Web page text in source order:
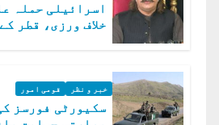
اسرائیلی حملہ
خلاف ورزی، قطر
خبر و نظر قومی امور
سکیورٹی فورسز